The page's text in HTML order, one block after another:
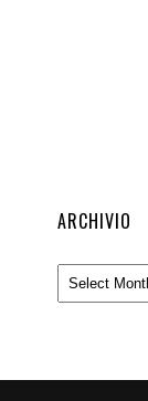
ARCHIVIO
Archivio